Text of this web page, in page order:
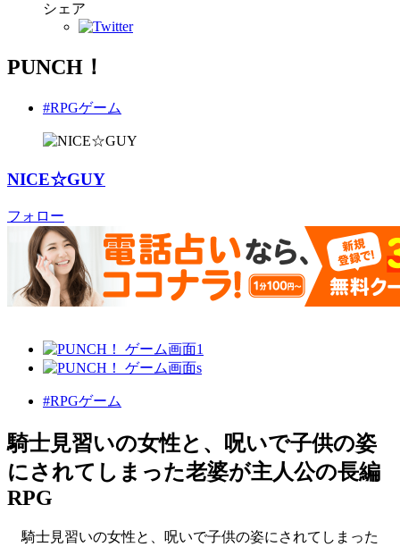
シェア
PUNCH！
#RPGゲーム
NICE☆GUY
フォロー
#RPGゲーム
騎士見習いの女性と、呪いで子供の姿
にされてしまった老婆が主人公の長編
RPG
騎士見習いの女性と、呪いで子供の姿にされてしまった